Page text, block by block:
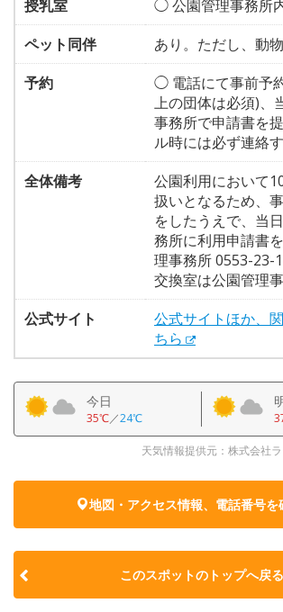
授乳室
◯ 公園管理事務所
ペット同伴
あり。ただし、動
予約
◯ 電話にて事前予
上の団体は必須)、
事務所で申請書を
ル時には必ず連絡
全体備考
公園利用において
扱いとなるため、
をしたうえで、当
務所に利用申請書
理事務所 0553-23-
交換室は公園管理
公式サイト
公式サイトほか、
ちら
今日
35℃／24℃
天気情報提供元：株式会社
地図・アクセス情報、電話番号を
このスポットのトップへ戻る